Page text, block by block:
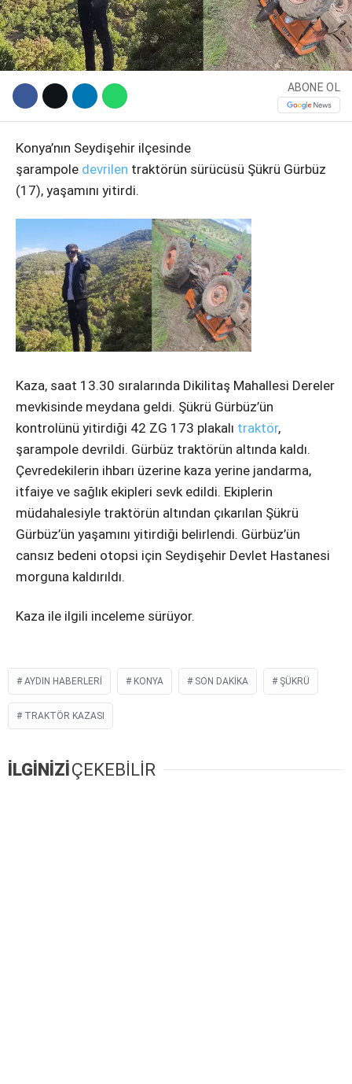
Facebook
Youtube
ABONE OL
Konya’nın Seydişehir ilçesinde
şarampole devrilen traktörün sürücüsü Şükrü Gürbüz
(17), yaşamını yitirdi.
Kaza, saat 13.30 sıralarında Dikilitaş Mahallesi Dereler
mevkisinde meydana geldi. Şükrü Gürbüz’ün
kontrolünü yitirdiği 42 ZG 173 plakalı traktör,
şarampole devrildi. Gürbüz traktörün altında kaldı.
Çevredekilerin ihbarı üzerine kaza yerine jandarma,
itfaiye ve sağlık ekipleri sevk edildi. Ekiplerin
müdahalesiyle traktörün altından çıkarılan Şükrü
Gürbüz’ün yaşamını yitirdiği belirlendi. Gürbüz’ün
cansız bedeni otopsi için Seydişehir Devlet Hastanesi
morguna kaldırıldı.
Kaza ile ilgili inceleme sürüyor.
AYDIN HABERLERI KONYA SON DAKIKA ŞÜKRÜ
TRAKTÖR KAZASI
İLGİNİZİÇEKEBİLİR